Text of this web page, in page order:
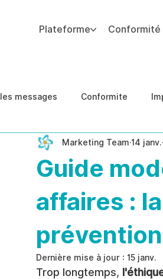
Plateforme Conformité
messages Conformite
Impact sur les Affaires Études de
Guide
affaires :
Marketing Team 14 janv.
Dernière mise à jour : 15 janv.
Trop longtemps,